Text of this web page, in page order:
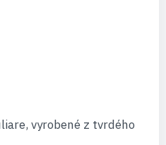
vyrobené z tvrdého